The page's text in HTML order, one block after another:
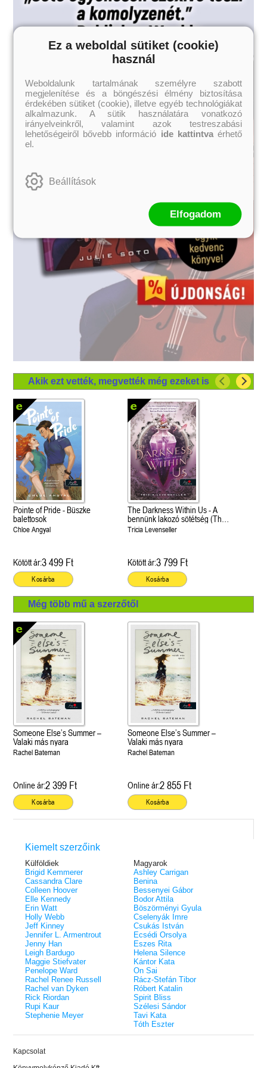
Akik ezt vették, megvették még ezeket is
Pointe of Pride - Büszke
balettosok
Chloe Angyal
Kötött ár:3 499 Ft
Kosárba
The Darkness Within Us - A
bennünk lakozó sötétség (The
Shadows Between Us 2.)
Tricia Levenseller
Kötött ár:3 799 Ft
Kosárba
Még több mű a szerzőtől
Someone Else’s Summer –
Valaki más nyara
Rachel Bateman
Online ár:2 399 Ft
Kosárba
Someone Else’s Summer –
Valaki más nyara
Rachel Bateman
Online ár:2 855 Ft
Kosárba
Kiemelt szerzőink
Külföldiek
Brigid Kemmerer
Cassandra Clare
Colleen Hoover
Elle Kennedy
Erin Watt
Holly Webb
Jeff Kinney
Jennifer L. Armentrout
Jenny Han
Leigh Bardugo
Maggie Stiefvater
Penelope Ward
Rachel Renee Russell
Rachel van Dyken
Rick Riordan
Rupi Kaur
Stephenie Meyer
Magyarok
Ashley Carrigan
Benina
Bessenyei Gábor
Bodor Attila
Böszörményi Gyula
Cselenyák Imre
Csukás István
Ecsédi Orsolya
Eszes Rita
Helena Silence
Kántor Kata
On Sai
Rácz-Stefán Tibor
Róbert Katalin
Spirit Bliss
Szélesi Sándor
Tavi Kata
Tóth Eszter
Kapcsolat
Ez a weboldal sütiket (cookie)
használ
Weboldalunk tartalmának személyre szabott
megjelenítése és a böngészési élmény biztosítása
érdekében sütiket (cookie), illetve egyéb technológiákat
alkalmazunk. A sütik használatára vonatkozó
irányelveinkről, valamint azok testreszabási
lehetőségeiről bővebb információ ide kattintvaérhető
el.
Beállítások
Elfogadom